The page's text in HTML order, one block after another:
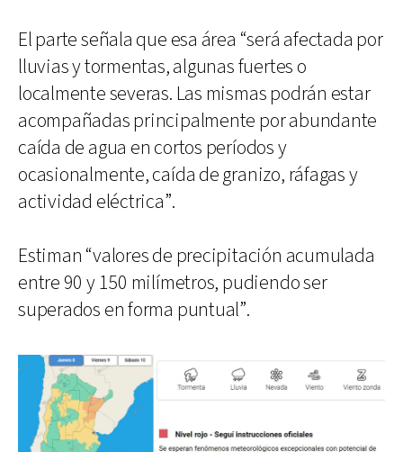
El parte señala que esa área “será afectada por
lluvias y tormentas, algunas fuertes o
localmente severas. Las mismas podrán estar
acompañadas principalmente por abundante
caída de agua en cortos períodos y
ocasionalmente, caída de granizo, ráfagas y
actividad eléctrica”.
Estiman “valores de precipitación acumulada
entre 90 y 150 milímetros, pudiendo ser
superados en forma puntual”.